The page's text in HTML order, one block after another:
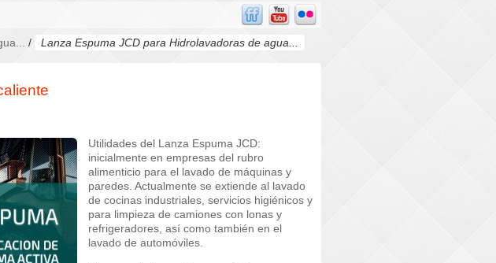
/ Lanza Espuma JCD para Hidrolavadoras de agua...
Utilidades del Lanza Espuma JCD:
inicialmente en empresas del rubro
alimenticio para el lavado de máquinas y
paredes. Actualmente se extiende al lavado
de cocinas industriales, servicios higiénicos y
para limpieza de camiones con lonas y
refrigeradores, así como también en el
lavado de automóviles.